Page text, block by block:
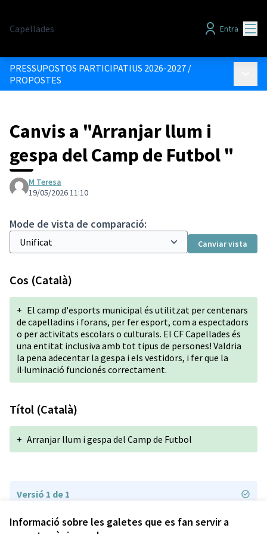
Informació sobre les galetes que es fan servir a
Capellades Entra
PRESSUPOSTOS PARTICIPATIUS 2026-2027 /
PROPOSTES
Canvis a "Arranjar llum i
gespa del Camp de Futbol "
M Teresa
19/05/2026 11:10
Mode de vista de comparació:
Canviar vista
Cos (Català)
+ El camp d'esports municipal és utilitzat per centenars
de capelladins i forans, per fer esport, com a espectadors
o per activitats escolars o culturals. El CF Capellades és
una entitat inclusiva amb tot tipus de persones! Valdria
la pena adecentar la gespa i els vestidors, i fer que la
il·luminació funcionés correctament.
Títol (Català)
+ Arranjar llum i gespa del Camp de Futbol
Versió 1 de 1